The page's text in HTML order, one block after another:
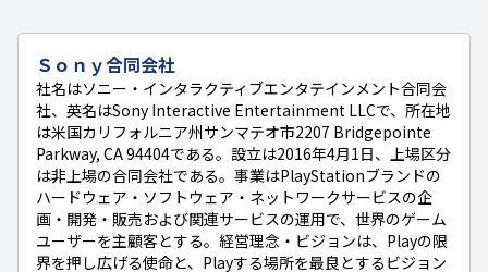
Ｓｏｎｙ合同会社
社名はソニー・インタラクティブエンタテインメント合同会
社、英名はSony Interactive Entertainment LLCで、所在地
は米国カリフォルニア州サンマテオ市2207 Bridgepointe
Parkway, CA 94404である。設立は2016年4月1日、上場区分
は非上場の合同会社である。事業はPlayStationブランドの
ハードウェア・ソフトウェア・ネットワークサービスの企
画・開発・販売および関連サービスの運用で、世界のゲーム
ユーザーを主顧客とする。経営理念・ビジョンは、Playの限
界を押し広げる使命と、Playする場所を最良とするビジョン